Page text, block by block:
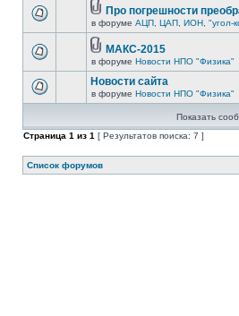
Про погрешности
в форуме АЦП, ЦАП, ИОН, "угол-
МАКС-2015
в форуме Новости НПО "Физика"
Новости сайта
в форуме Новости НПО "Физика"
Показать
Страница 1 из 1 [ Результатов поиска: 7 ]
Список форумов